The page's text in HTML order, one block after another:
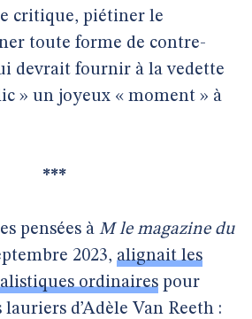
critique, piétiner le
toute forme de contre-
devrait fournir à la vedette
» un joyeux « moment » à
***
pensées à M le magazine du
2023, alignait les
ordinaires pour
d’Adèle Van Reeth :